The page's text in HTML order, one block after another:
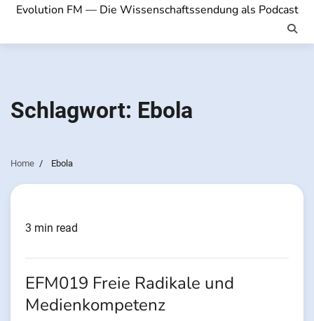
Evolution FM — Die Wissenschaftssendung als Podcast
Schlagwort: Ebola
Home Ebola
3 min read
EFM019 Freie Radikale und
Medienkompetenz